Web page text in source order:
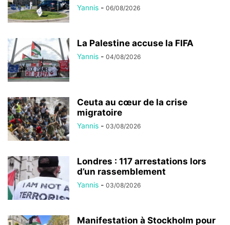
Yannis - 06/08/2026
La Palestine accuse la FIFA
Yannis - 04/08/2026
Ceuta au cœur de la crise
migratoire
Yannis - 03/08/2026
Londres : 117 arrestations lors
d’un rassemblement
Yannis - 03/08/2026
Manifestation à Stockholm pour